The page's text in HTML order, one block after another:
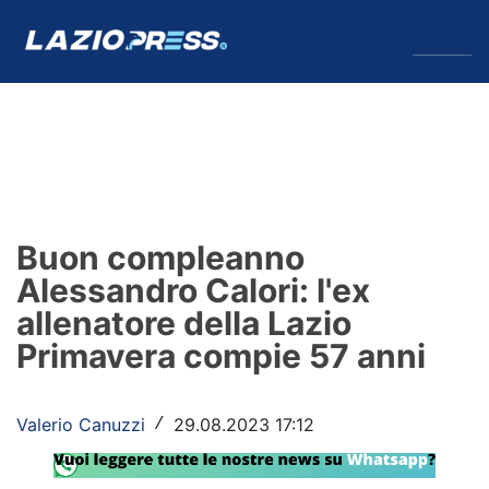
Formello
Infortuni
Primavera
Calciomercato
Lazio Women
Buon compleanno
Alessandro Calori: l'ex
allenatore della Lazio
Primavera compie 57 anni
Valerio Canuzzi / 29.08.2023 17:12